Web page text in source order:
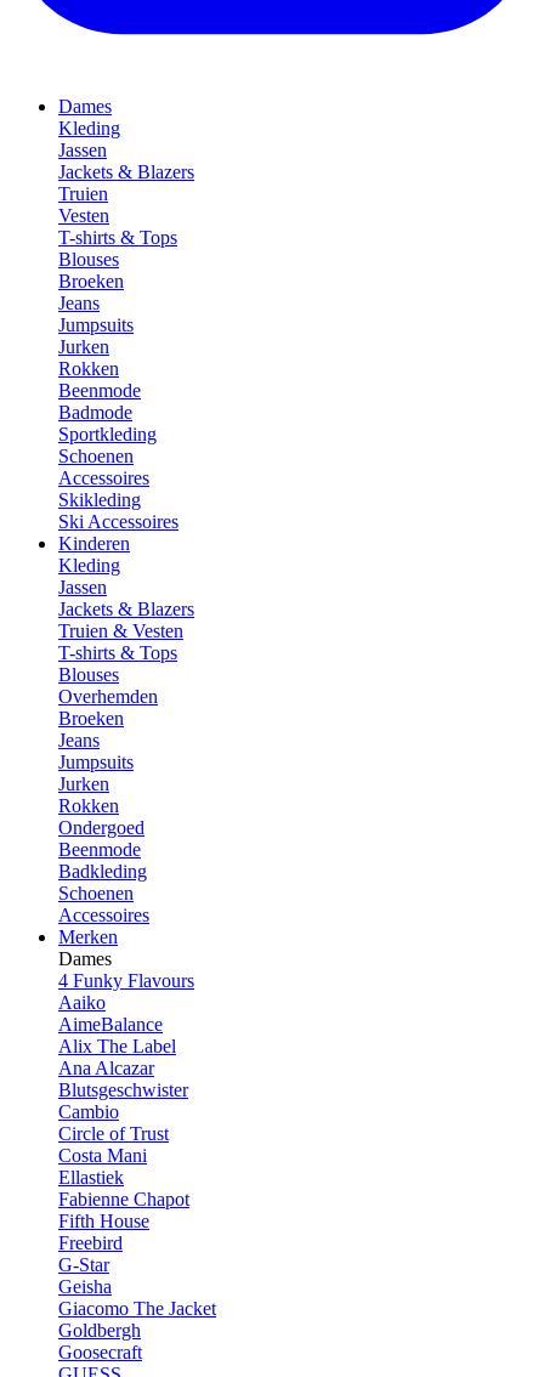
Dames
Kleding
Jassen
Jackets & Blazers
Truien
Vesten
T-shirts & Tops
Blouses
Broeken
Jeans
Jumpsuits
Jurken
Rokken
Beenmode
Badmode
Sportkleding
Schoenen
Accessoires
Skikleding
Ski Accessoires
Kinderen
Kleding
Jassen
Jackets & Blazers
Truien & Vesten
T-shirts & Tops
Blouses
Overhemden
Broeken
Jeans
Jumpsuits
Jurken
Rokken
Ondergoed
Beenmode
Badkleding
Schoenen
Accessoires
Merken
Dames
4 Funky Flavours
Aaiko
AimeBalance
Alix The Label
Ana Alcazar
Blutsgeschwister
Cambio
Circle of Trust
Costa Mani
Ellastiek
Fabienne Chapot
Fifth House
Freebird
G-Star
Geisha
Giacomo The Jacket
Goldbergh
Goosecraft